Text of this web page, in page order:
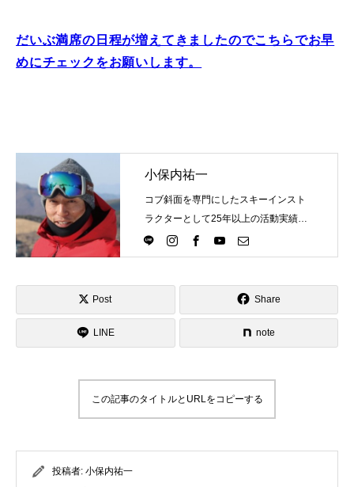
だいぶ満席の日程が増えてきましたのでこちらでお早
めにチェックをお願いします。
小保内祐一
コブ斜面を専門にしたスキーインスト
ラクターとして25年以上の活動実績。
Directlineスキースクール代表として、
スキーインストラクターが職業選択の
Post Share
LINE note
この記事のタイトルとURLをコピーする
投稿者: 小保内祐一